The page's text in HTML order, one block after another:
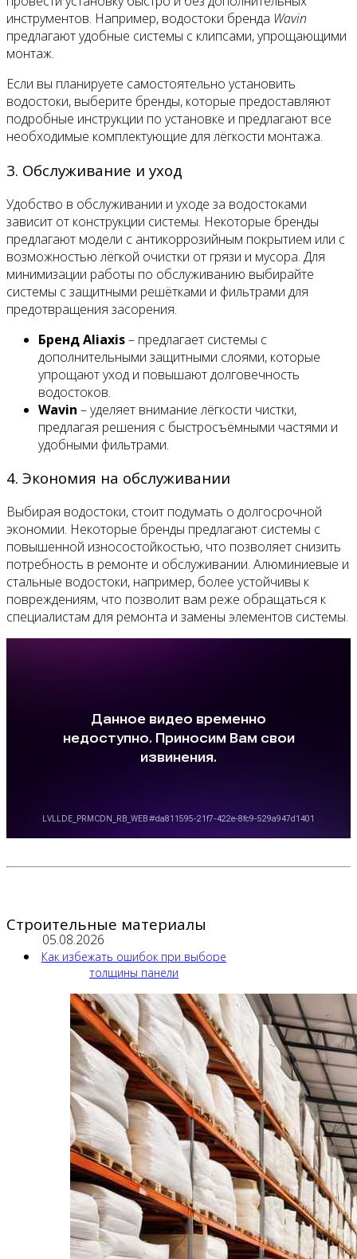
инструментов. Например, водостоки бренда Wavin
предлагают удобные системы с клипсами, упрощающими
монтаж.
Если вы планируете самостоятельно установить
водостоки, выберите бренды, которые предоставляют
подробные инструкции по установке и предлагают все
необходимые комплектующие для лёгкости монтажа.
3. Обслуживание и уход
Удобство в обслуживании и уходе за водостоками
зависит от конструкции системы. Некоторые бренды
предлагают модели с антикоррозийным покрытием или с
возможностью лёгкой очистки от грязи и мусора. Для
минимизации работы по обслуживанию выбирайте
системы с защитными решётками и фильтрами для
предотвращения засорения.
Бренд Aliaxis– предлагает системы с
дополнительными защитными слоями, которые
упрощают уход и повышают долговечность
водостоков.
Wavin – уделяет внимание лёгкости чистки,
предлагая решения с быстросъёмными частями и
удобными фильтрами.
4. Экономия на обслуживании
Выбирая водостоки, стоит подумать о долгосрочной
экономии. Некоторые бренды предлагают системы с
повышенной износостойкостью, что позволяет снизить
потребность в ремонте и обслуживании. Алюминиевые и
стальные водостоки, например, более устойчивы к
повреждениям, что позволит вам реже обращаться к
специалистам для ремонта и замены элементов системы.
Строительные материалы
05.08.2026
Как избежать ошибок при выборе
толщины панели